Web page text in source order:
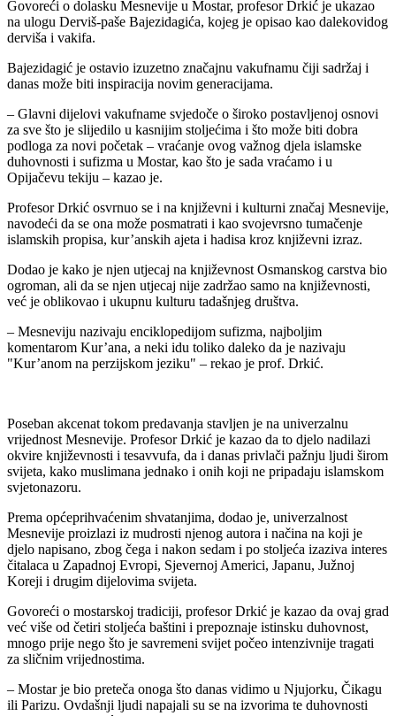
Govoreći o dolasku Mesnevije u Mostar, profesor Drkić je ukazao
na ulogu Derviš-paše Bajezidagića, kojeg je opisao kao dalekovidog
derviša i vakifa.
Bajezidagić je ostavio izuzetno značajnu vakufnamu čiji sadržaj i
danas može biti inspiracija novim generacijama.
– Glavni dijelovi vakufname svjedoče o široko postavljenoj osnovi
za sve što je slijedilo u kasnijim stoljećima i što može biti dobra
podloga za novi početak – vraćanje ovog važnog djela islamske
duhovnosti i sufizma u Mostar, kao što je sada vraćamo i u
Opijačevu tekiju – kazao je.
Profesor Drkić osvrnuo se i na književni i kulturni značaj Mesnevije,
navodeći da se ona može posmatrati i kao svojevrsno tumačenje
islamskih propisa, kur’anskih ajeta i hadisa kroz književni izraz.
Dodao je kako je njen utjecaj na književnost Osmanskog carstva bio
ogroman, ali da se njen utjecaj nije zadržao samo na književnosti,
već je oblikovao i ukupnu kulturu tadašnjeg društva.
– Mesneviju nazivaju enciklopedijom sufizma, najboljim
komentarom Kur’ana, a neki idu toliko daleko da je nazivaju
"Kur’anom na perzijskom jeziku" – rekao je prof. Drkić.
Poseban akcenat tokom predavanja stavljen je na univerzalnu
vrijednost Mesnevije. Profesor Drkić je kazao da to djelo nadilazi
okvire književnosti i tesavvufa, da i danas privlači pažnju ljudi širom
svijeta, kako muslimana jednako i onih koji ne pripadaju islamskom
svjetonazoru.
Prema općeprihvaćenim shvatanjima, dodao je, univerzalnost
Mesnevije proizlazi iz mudrosti njenog autora i načina na koji je
djelo napisano, zbog čega i nakon sedam i po stoljeća izaziva interes
čitalaca u Zapadnoj Evropi, Sjevernoj Americi, Japanu, Južnoj
Koreji i drugim dijelovima svijeta.
Govoreći o mostarskoj tradiciji, profesor Drkić je kazao da ovaj grad
već više od četiri stoljeća baštini i prepoznaje istinsku duhovnost,
mnogo prije nego što je savremeni svijet počeo intenzivnije tragati
za sličnim vrijednostima.
– Mostar je bio preteča onoga što danas vidimo u Njujorku, Čikagu
ili Parizu. Ovdašnji ljudi napajali su se na izvorima te duhovnosti